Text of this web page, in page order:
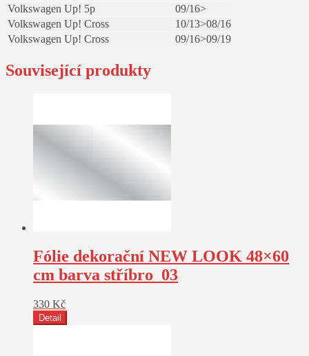
Volkswagen Up! 5p
09/16>
Volkswagen Up! Cross
10/13>08/16
Volkswagen Up! Cross 09/16>09/19
Související produkty
Fólie dekorační NEW LOOK 48×60
cm barva stříbro_03
330 Kč
Detail